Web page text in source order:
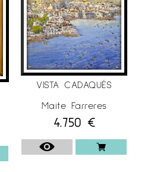
VISTA CADAQUÉS
Maite Farreres
4.750 €